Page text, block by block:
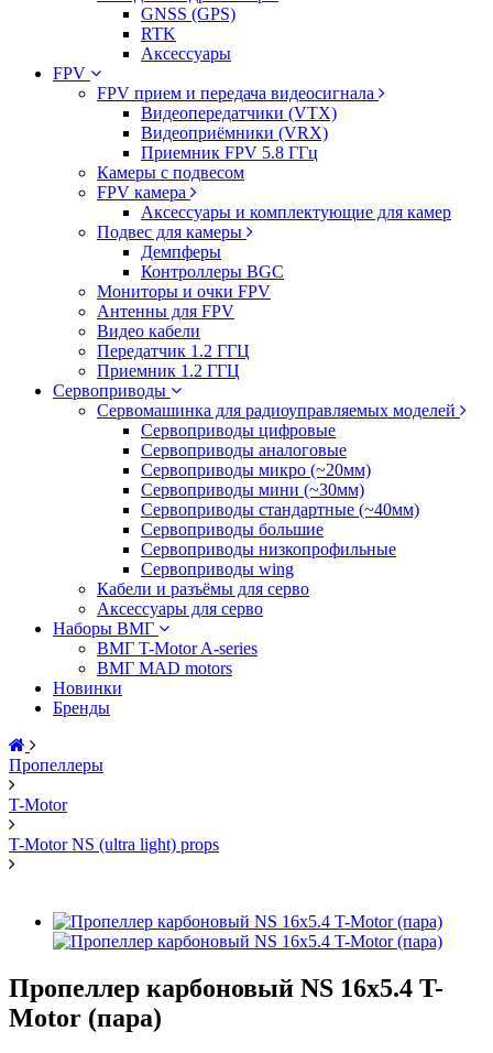
GNSS (GPS)
RTK
Аксессуары
FPV
FPV прием и передача видеосигнала
Видеопередатчики (VTX)
Видеоприёмники (VRX)
Приемник FPV 5.8 ГГц
Камеры с подвесом
FPV камера
Аксессуары и комплектующие для камер
Подвес для камеры
Демпферы
Контроллеры BGC
Мониторы и очки FPV
Антенны для FPV
Видео кабели
Передатчик 1.2 ГГЦ
Приемник 1.2 ГГЦ
Сервоприводы
Сервомашинка для радиоуправляемых моделей
Сервоприводы цифровые
Сервоприводы аналоговые
Сервоприводы микро (~20мм)
Сервоприводы мини (~30мм)
Сервоприводы стандартные (~40мм)
Сервоприводы большие
Сервоприводы низкопрофильные
Сервоприводы wing
Кабели и разъёмы для серво
Аксессуары для серво
Наборы ВМГ
ВМГ T-Motor A-series
ВМГ MAD motors
Новинки
Бренды
Пропеллеры
T-Motor
T-Motor NS (ultra light) props
Пропеллер карбоновый NS 16x5.4 T-
Motor (пара)